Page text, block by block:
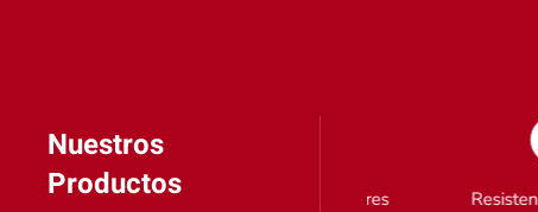
Nuestros
ProductosCables y Conectores Resistencias,